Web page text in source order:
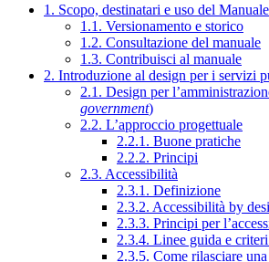
1. Scopo, destinatari e uso del
1.1. Versionamento e storico
1.2. Consultazione del manuale
1.3. Contribuisci al manuale
2. Introduzione al design per i servizi
2.1. Design per
government)
2.2. L’approccio progettuale
2.2.1. Buone pratiche
2.2.2. Principi
2.3. Accessibilità
2.3.1. Definizione
2.3.2. Accessibilità by
2.3.3. Principi per
2.3.4. Linee guida e
2.3.5. Come rilasciare